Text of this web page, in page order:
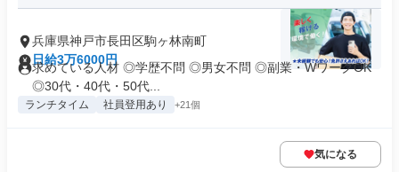
兵庫県神戸市長田区駒ヶ林南町
日給3万6000円
求めている人材 ◎学歴不問 ◎男女不問 ◎副業・WワークOK
◎30代・40代・50代...
ランチタイム 社員登用あり +21個
気になる